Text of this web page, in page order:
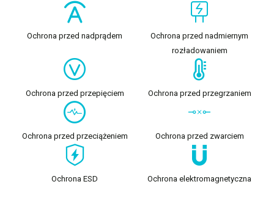
Ochrona przed nadprądem
Ochrona przed nadmiernym
rozładowaniem
Ochrona przed przepięciem Ochrona przed przegrzaniem
Ochrona przed przeciążeniem Ochrona przed zwarciem
Ochrona ESD Ochrona elektromagnetyczna